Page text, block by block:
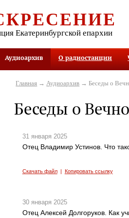
Екатеринбургской епархии
Аудиоархив О радиостанции
Главная → Аудиоархив → Беседы о
Беседы о
31 января 2025
Отец Владимир Устинов. Что
Скачать файл| Копировать ссылку
30 января 2025
Отец Алексей Долгоруков. Как